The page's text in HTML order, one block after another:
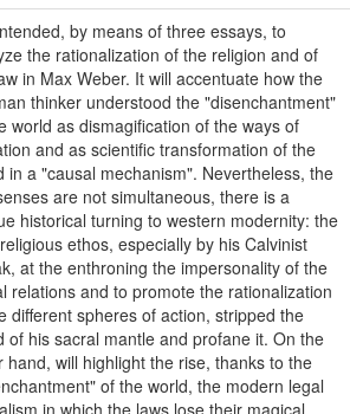
by means of three essays, to
the rationalization of the religion and of
in Max Weber. It will accentuate how the
thinker understood the "disenchantment"
world as dismagification of the ways of
and as scientific transformation of the
in a "causal mechanism". Nevertheless, the
are not simultaneous, there is a
historical turning to western modernity: the
ethos, especially by his Calvinist
at the enthroning the impersonality of the
relations and to promote the rationalization
different spheres of action, stripped the
of his sacral mantle and profane it. On the
hand, will highlight the rise, thanks to the
of the world, the modern legal
in which the laws lose their magical